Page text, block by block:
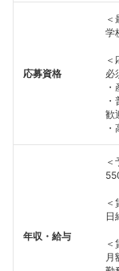
応募資格
学
＜
必
歓
年収・給与
＜
＜
日
＜
月